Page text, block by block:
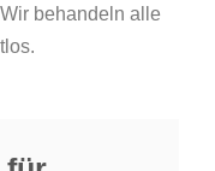
behandeln alle